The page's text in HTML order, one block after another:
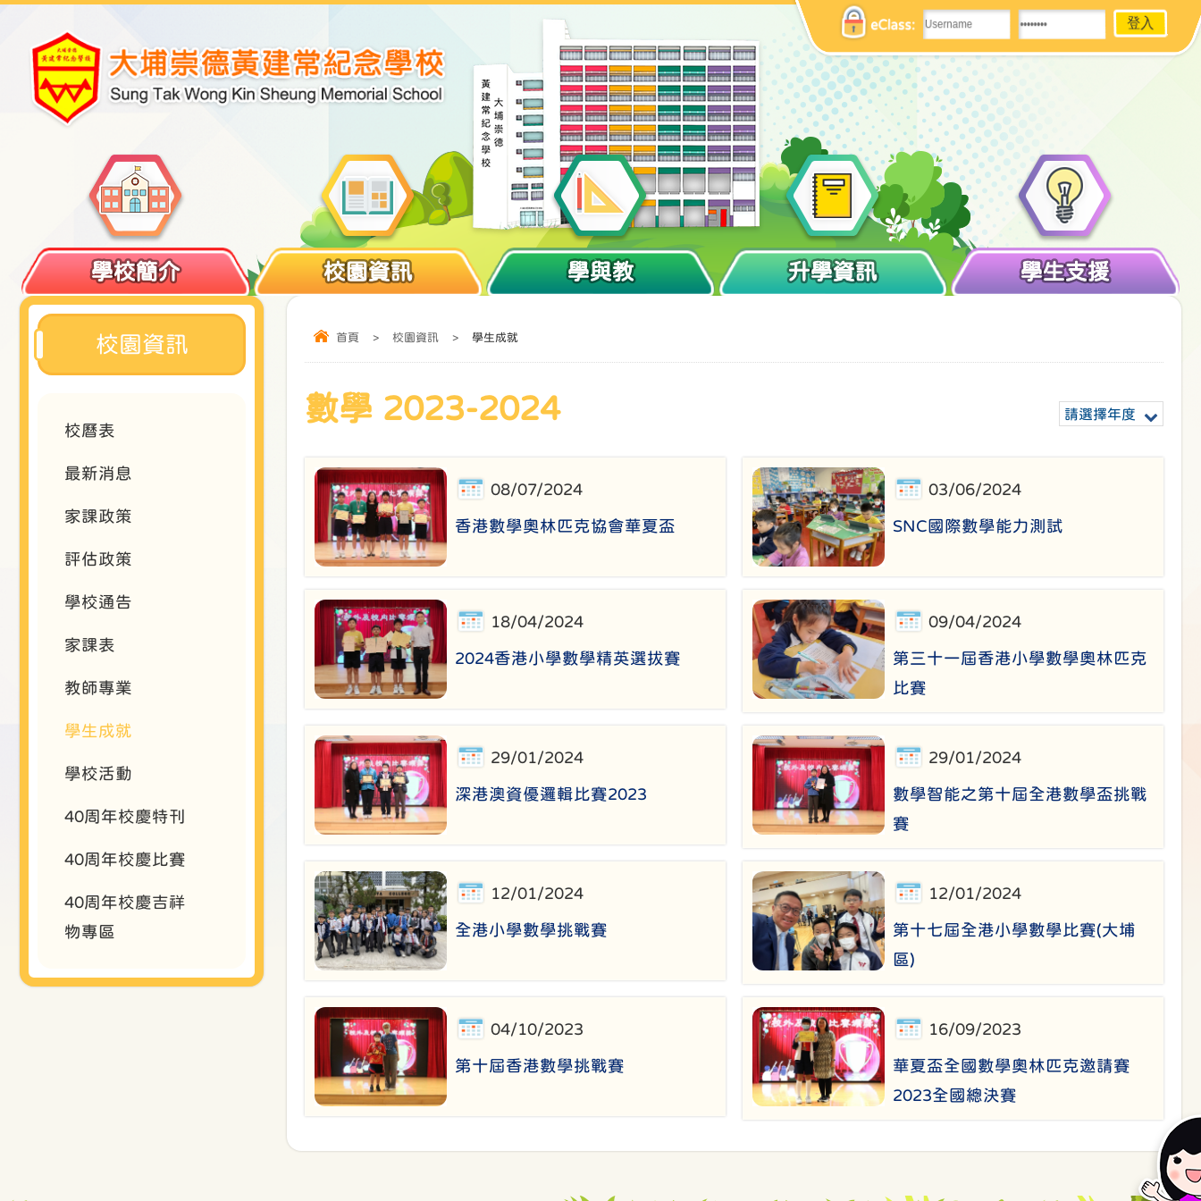
eClass:
學校簡介 校園資訊 學與教 升學資訊 學生支援
首頁 > 校園資訊 > 學生成就
數學 2023-2024 請選擇年度
08/07/2024
香港數學奧林匹克協會華夏盃
03/06/2024
SNC國際數學能力測試
18/04/2024
2024香港小學數學精英選拔賽
09/04/2024
第三十一屆香港小學數學奧林匹克
比賽
29/01/2024
深港澳資優邏輯比賽2023
29/01/2024
數學智能之第十屆全港數學盃挑戰
賽
12/01/2024
全港小學數學挑戰賽
12/01/2024
第十七屆全港小學數學比賽(大埔
區)
04/10/2023
第十屆香港數學挑戰賽
16/09/2023
華夏盃全國數學奧林匹克邀請賽
2023全國總決賽
校園資訊
校曆表
最新消息
家課政策
評估政策
學校通告
家課表
教師專業
學生成就
學校活動
40周年校慶特刊
40周年校慶比賽
40周年校慶吉祥
物專區